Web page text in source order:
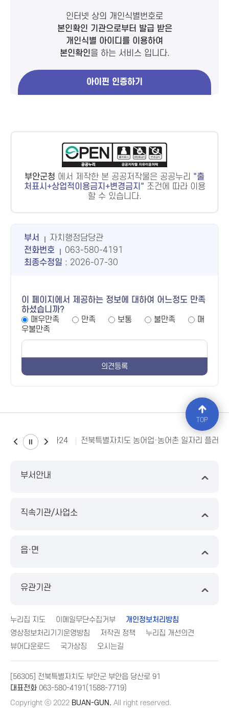
인터넷 상의 개인식별번호로
본인확인 기관으로부터 발급 받은
개인식별 아이디를 이용하여
본인확인을 하는 서비스 입니다.
아이핀 인증하기
부안군청 에서 제작한 본 공공저작물은 공공누리
출
처표시+상업적이용금지+변경금지
조건에 따라 이용
할 수 있습니다.
부서
자치행정담당관
전화번호
063-580-4191
최종수정일 : 2026-07-30
이 페이지에서 제공하는 정보에 대하여 어느정도 만족
하셨습니까?
매우만족
만족 보통 불만족
매
우불만족
소비자24 전북특별자치도 농어업·농어촌 일자리 플러스
부서안내
직속기관/사업소
읍·면
유관기관
누리집 지도 이메일무단수집거부
개인정보처리방침
영상정보처리기기운영방침
저작권 정책
누리집 개선의견
뷰어다운로드
국가상징 오시는길
[56305] 전북특별자치도 부안군 부안읍 당산로 91
대표전화063-580-4191(1588-7719)
Copyright ⓒ 2022 BUAN-GUN. All right reserved.
TOP